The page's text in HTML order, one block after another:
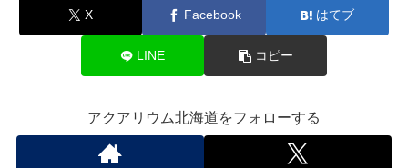
X Facebook はてブ
LINE コピー
アクアリウム北海道をフォローする